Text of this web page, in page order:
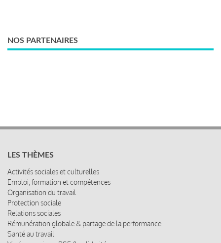
NOS PARTENAIRES
LES THÈMES
Activités sociales et culturelles
Emploi, formation et compétences
Organisation du travail
Protection sociale
Relations sociales
Rémunération globale & partage de la performance
Santé au travail